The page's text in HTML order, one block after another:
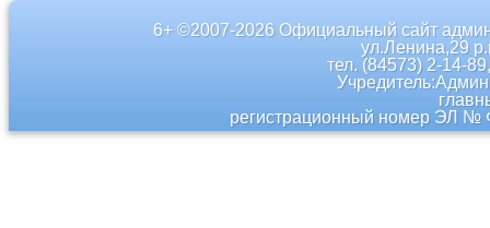
6+ ©2007-2026 Официальный сайт
ул.Ленина,29
тел. (84573) 2-14-
регистрационный номер ЭЛ №